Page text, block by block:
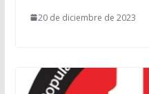
20 de diciembre de 2023